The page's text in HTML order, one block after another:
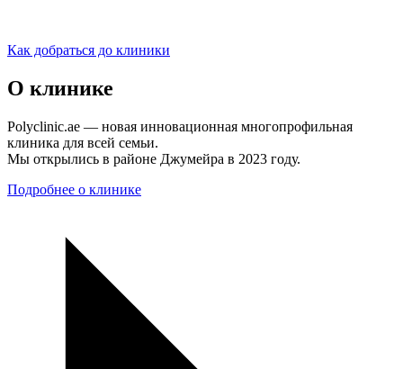
Как добраться до клиники
О клинике
Polyclinic.ae — новая инновационная многопрофильная
клиника для всей семьи.
Мы открылись в районе Джумейра в 2023 году.
Подробнее о клинике